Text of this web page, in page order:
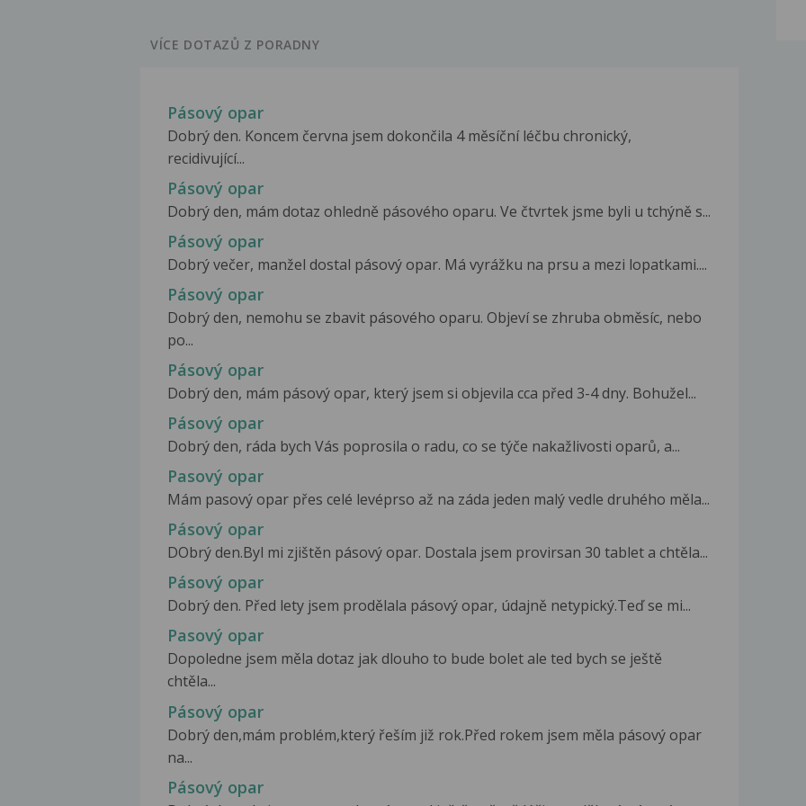
VÍCE DOTAZŮ Z PORADNY
Pásový opar
Dobrý den. Koncem června jsem dokončila 4 měsíční léčbu chronický,
recidivující...
Pásový opar
Dobrý den, mám dotaz ohledně pásového oparu. Ve čtvrtek jsme byli u tchýně s...
Pásový opar
Dobrý večer, manžel dostal pásový opar. Má vyrážku na prsu a mezi lopatkami....
Pásový opar
Dobrý den, nemohu se zbavit pásového oparu. Objeví se zhruba obměsíc, nebo
po...
Pásový opar
Dobrý den, mám pásový opar, který jsem si objevila cca před 3-4 dny. Bohužel...
Pásový opar
Dobrý den, ráda bych Vás poprosila o radu, co se týče nakažlivosti oparů, a...
Pasový opar
Mám pasový opar přes celé levéprso až na záda jeden malý vedle druhého měla...
Pásový opar
DObrý den.Byl mi zjištěn pásový opar. Dostala jsem provirsan 30 tablet a chtěla...
Pásový opar
Dobrý den. Před lety jsem prodělala pásový opar, údajně netypický.Teď se mi...
Pasový opar
Dopoledne jsem měla dotaz jak dlouho to bude bolet ale ted bych se ještě
chtěla...
Pásový opar
Dobrý den,mám problém,který řeším již rok.Před rokem jsem měla pásový opar
na...
Pásový opar